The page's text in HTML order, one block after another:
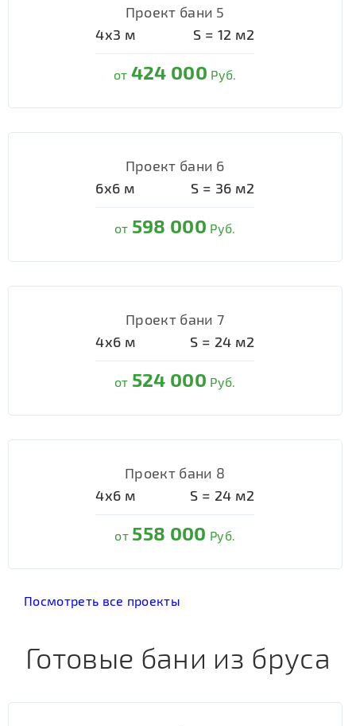
Проект бани 5
4х3 м S = 12 м2
от 424 000 Руб.
Проект бани 6
6х6 м S = 36 м2
от 598 000 Руб.
Проект бани 7
4х6 м S = 24 м2
от 524 000 Руб.
Проект бани 8
4х6 м S = 24 м2
от 558 000 Руб.
Посмотреть все проекты
Готовые бани из бруса